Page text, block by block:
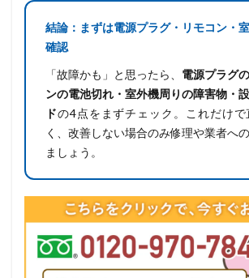
結論：まずは電源プラグ・リモコン・
確認
「故障かも」と思ったら、 電源プラグ
ンの電池切れ・室外機周りの障害物・
ドの4点をまずチェック。これだけで
く、改善しない場合のみ修理や業者へ
ましょう。